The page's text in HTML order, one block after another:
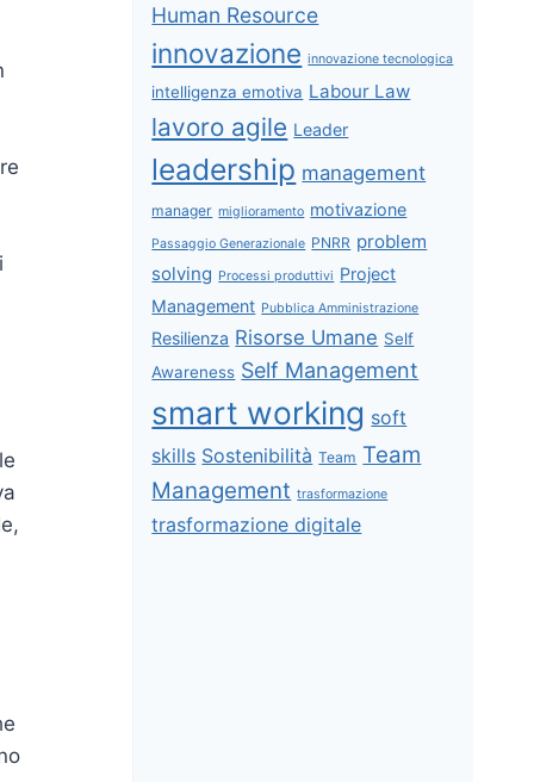
Human Resource
innovazione innovazione tecnologica
intelligenza emotiva Labour Law
lavoro agile Leader
leadership management
manager miglioramento motivazione
Passaggio Generazionale PNRR problem
solving Processi produttivi Project
Management Pubblica Amministrazione
Resilienza Risorse Umane Self
Awareness Self Management
smart working soft
skills Sostenibilità Team Team
Management trasformazione
trasformazione digitale